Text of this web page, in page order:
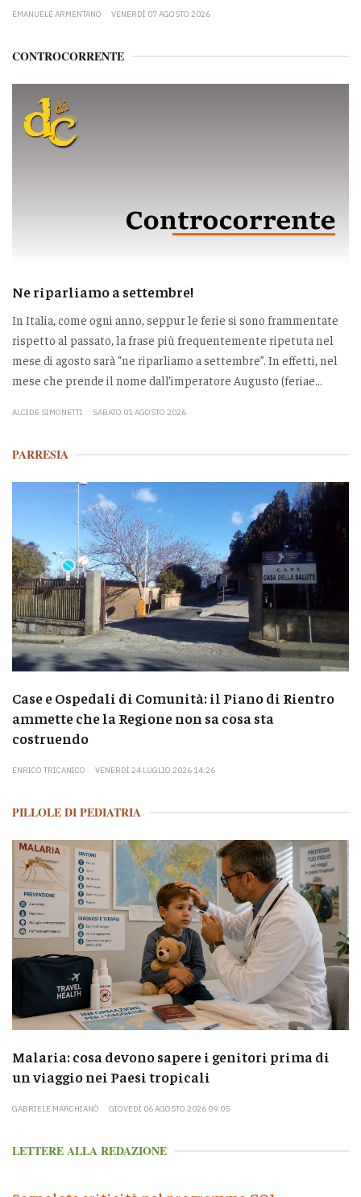
EMANUELE ARMENTANO VENERDÌ 07 AGOSTO 2026
CONTROCORRENTE
Ne riparliamo a settembre!
In Italia, come ogni anno, seppur le ferie si sono frammentate
rispetto al passato, la frase più frequentemente ripetuta nel
mese di agosto sarà “ne riparliamo a settembre”. In effetti, nel
mese che prende il nome dall’imperatore Augusto (feriae...
ALCIDE SIMONETTI SABATO 01 AGOSTO 2026
PARRESIA
Case e Ospedali di Comunità: il Piano di Rientro
ammette che la Regione non sa cosa sta
costruendo
ENRICO TRICANICO VENERDÌ 24 LUGLIO 2026 14:26
PILLOLE DI PEDIATRIA
Malaria: cosa devono sapere i genitori prima di
un viaggio nei Paesi tropicali
GABRIELE MARCHIANÒ GIOVEDÌ 06 AGOSTO 2026 09:05
LETTERE ALLA REDAZIONE